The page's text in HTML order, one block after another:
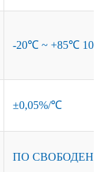
-20℃ ~ +85℃
±0,05%/℃
ПО СВОБОДЕН